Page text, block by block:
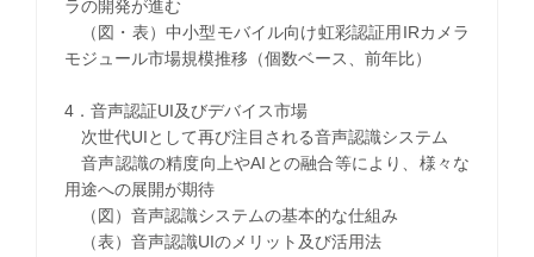
ラの開発が進む
（図・表）中小型モバイル向け虹彩認証用IRカメラ
モジュール市場規模推移（個数ベース、前年比）
4．音声認証UI及びデバイス市場
次世代UIとして再び注目される音声認識システム
音声認識の精度向上やAIとの融合等により、様々な
用途への展開が期待
（図）音声認識システムの基本的な仕組み
（表）音声認識UIのメリット及び活用法